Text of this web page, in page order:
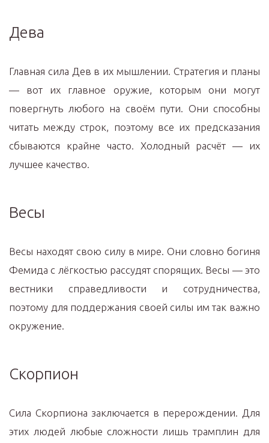
Дева
Главная сила Дев в их мышлении. Стратегия и планы
— вот их главное оружие, которым они могут
повергнуть любого на своём пути. Они способны
читать между строк, поэтому все их предсказания
сбываются крайне часто. Холодный расчёт — их
лучшее качество.
Весы
Весы находят свою силу в мире. Они словно богиня
Фемида с лёгкостью рассудят спорящих. Весы — это
вестники справедливости и сотрудничества,
поэтому для поддержания своей силы им так важно
окружение.
Скорпион
Сила Скорпиона заключается в перерождении. Для
этих людей любые сложности лишь трамплин для